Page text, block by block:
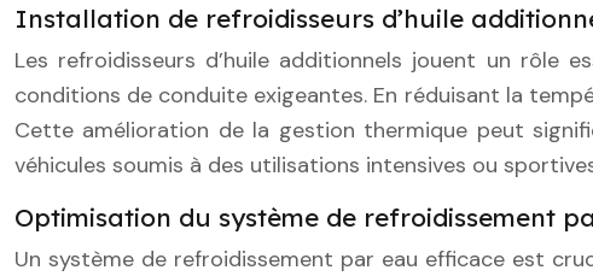
Installation de refroidisseurs d’huile
Les refroidisseurs d’huile additionnels jouent un rôle
conditions de conduite exigeantes. En réduisant la
Cette amélioration de la gestion thermique peut
véhicules soumis à des utilisations intensives ou
Optimisation du système de refroidissement
Un système de refroidissement par eau efficace est